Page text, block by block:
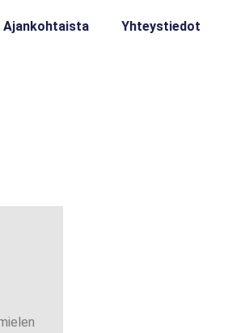
Ajankohtaista Yhteystiedot